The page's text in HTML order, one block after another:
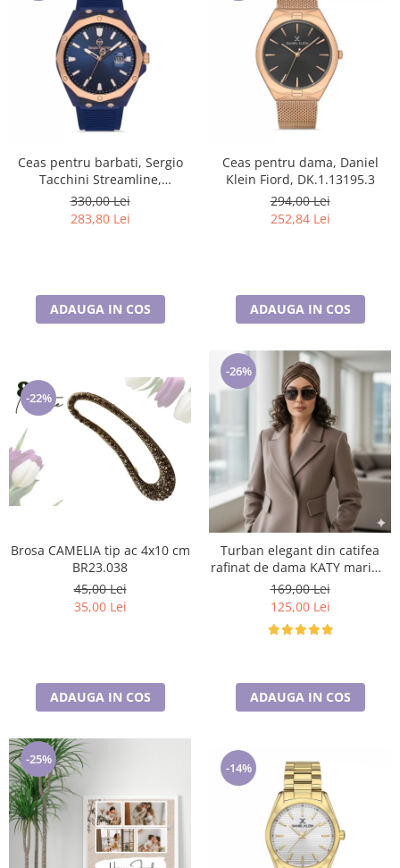
Ceas pentru barbati, Sergio
Tacchini Streamline,
ST.1.10197.4
330,00 Lei
283,80 Lei
ADAUGA IN COS
Ceas pentru dama, Daniel
Klein Fiord, DK.1.13195.3
294,00 Lei
252,84 Lei
ADAUGA IN COS
-22%
Brosa CAMELIA tip ac 4x10 cm
BR23.038
45,00 Lei
35,00 Lei
ADAUGA IN COS
-26%
Turban elegant din catifea
rafinat de dama KATY marime
universala, captuseala polar,
culoare maro Sequoia
169,00 Lei
125,00 Lei
ADAUGA IN COS
-25%
-14%